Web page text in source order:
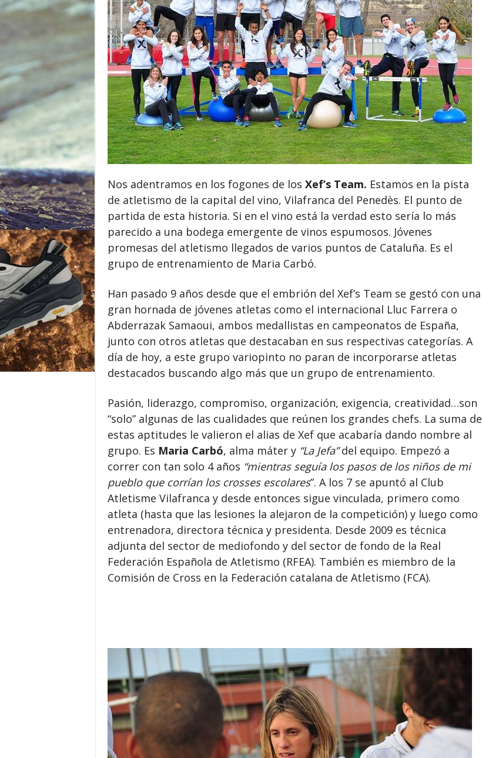
Nos adentramos en los fogones de los Xef’s Team. Estamos en la pista
de atletismo de la capital del vino, Vilafranca del Penedès. El punto de
partida de esta historia. Si en el vino está la verdad esto sería lo más
parecido a una bodega emergente de vinos espumosos. Jóvenes
promesas del atletismo llegados de varios puntos de Cataluña. Es el
grupo de entrenamiento de Maria Carbó.
Han pasado 9 años desde que el embrión del Xef’s Team se gestó con una
gran hornada de jóvenes atletas como el internacional Lluc Farrera o
Abderrazak Samaoui, ambos medallistas en campeonatos de España,
junto con otros atletas que destacaban en sus respectivas categorías. A
día de hoy, a este grupo variopinto no paran de incorporarse atletas
destacados buscando algo más que un grupo de entrenamiento.
Pasión, liderazgo, compromiso, organización, exigencia, creatividad…son
“solo” algunas de las cualidades que reúnen los grandes chefs. La suma de
estas aptitudes le valieron el alias de Xef que acabaría dando nombre al
grupo. Es Maria Carbó, alma máter y “La Jefa”del equipo. Empezó a
correr con tan solo 4 años “mientras seguía los pasos de los niños de mi
pueblo que corrían los crosses escolares”. A los 7 se apuntó al Club
Atletisme Vilafranca y desde entonces sigue vinculada, primero como
atleta (hasta que las lesiones la alejaron de la competición) y luego como
entrenadora, directora técnica y presidenta. Desde 2009 es técnica
adjunta del sector de mediofondo y del sector de fondo de la Real
Federación Española de Atletismo (RFEA). También es miembro de la
Comisión de Cross en la Federación catalana de Atletismo (FCA).